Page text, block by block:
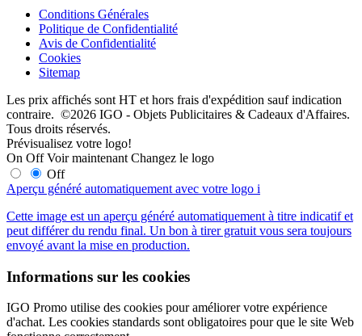
Conditions Générales
Politique de Confidentialité
Avis de Confidentialité
Cookies
Sitemap
Les prix affichés sont HT et hors frais d'expédition sauf indication
contraire. ©2026 IGO - Objets Publicitaires & Cadeaux d'Affaires.
Tous droits réservés.
Prévisualisez votre logo!
On Off Voir maintenant Changez le logo
Off
Aperçu généré automatiquement avec votre logo i
Cette image est un aperçu généré automatiquement à titre indicatif et
peut différer du rendu final. Un bon à tirer gratuit vous sera toujours
envoyé avant la mise en production.
Informations sur les cookies
IGO Promo utilise des cookies pour améliorer votre expérience
d'achat. Les cookies standards sont obligatoires pour que le site Web